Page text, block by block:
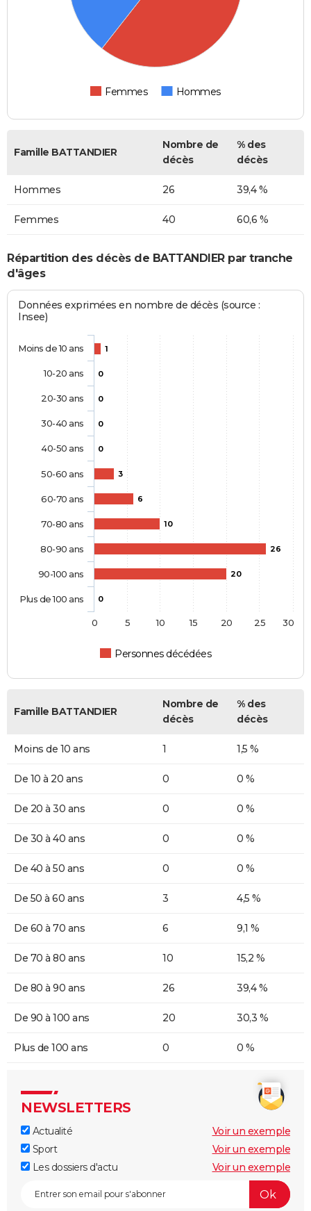
Femmes Hommes
Famille BATTANDIER
Nombre de
décès
% des
décès
Hommes 26 39,4 %
Femmes 40 60,6 %
Répartition des décès de BATTANDIER par tranche
d'âges
Données exprimées en nombre de décès (source :
Insee)
1
0
0
0
0
3
6
10
26
20
0
Personnes décédées
Moins de 10 ans
10-20 ans
20-30 ans
30-40 ans
40-50 ans
50-60 ans
60-70 ans
70-80 ans
80-90 ans
90-100 ans
Plus de 100 ans
0 5 10 15 20 25 30
Famille BATTANDIER
Nombre de
décès
% des
décès
Moins de 10 ans 1 1,5 %
De 10 à 20 ans 0 0 %
De 20 à 30 ans 0 0 %
De 30 à 40 ans 0 0 %
De 40 à 50 ans 0 0 %
De 50 à 60 ans 3 4,5 %
De 60 à 70 ans 6 9,1 %
De 70 à 80 ans 10 15,2 %
De 80 à 90 ans 26 39,4 %
De 90 à 100 ans 20 30,3 %
Plus de 100 ans 0 0 %
NEWSLETTERS
Actualité
Voir un exemple
Sport
Voir un exemple
Les dossiers d'actu
Voir un exemple